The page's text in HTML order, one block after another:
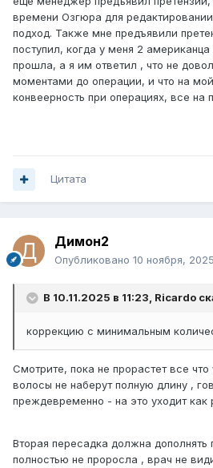
времени Озгюра для
подход. Также мне предъявили
поступил, когда у меня 2
прошла, а я им ответил , что не
моментами до операции, и что на мой
конвеерность при операциях, все на
Цитата
Димон2
Опубликовано 10 ноября, 2025
В 10.11.2025 в 11:23, Ricardo
коррекцию с минимальным
Смотрите, пока не прорастет все
волосы не наберут полную длину ,
преждевременно - на это уходит как
Вторая пересадка должна дополнять
полностью не проросла , врач не